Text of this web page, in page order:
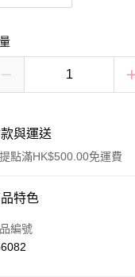
與運送
點滿HK$500.00免運費
款方式
卡
特色
編號